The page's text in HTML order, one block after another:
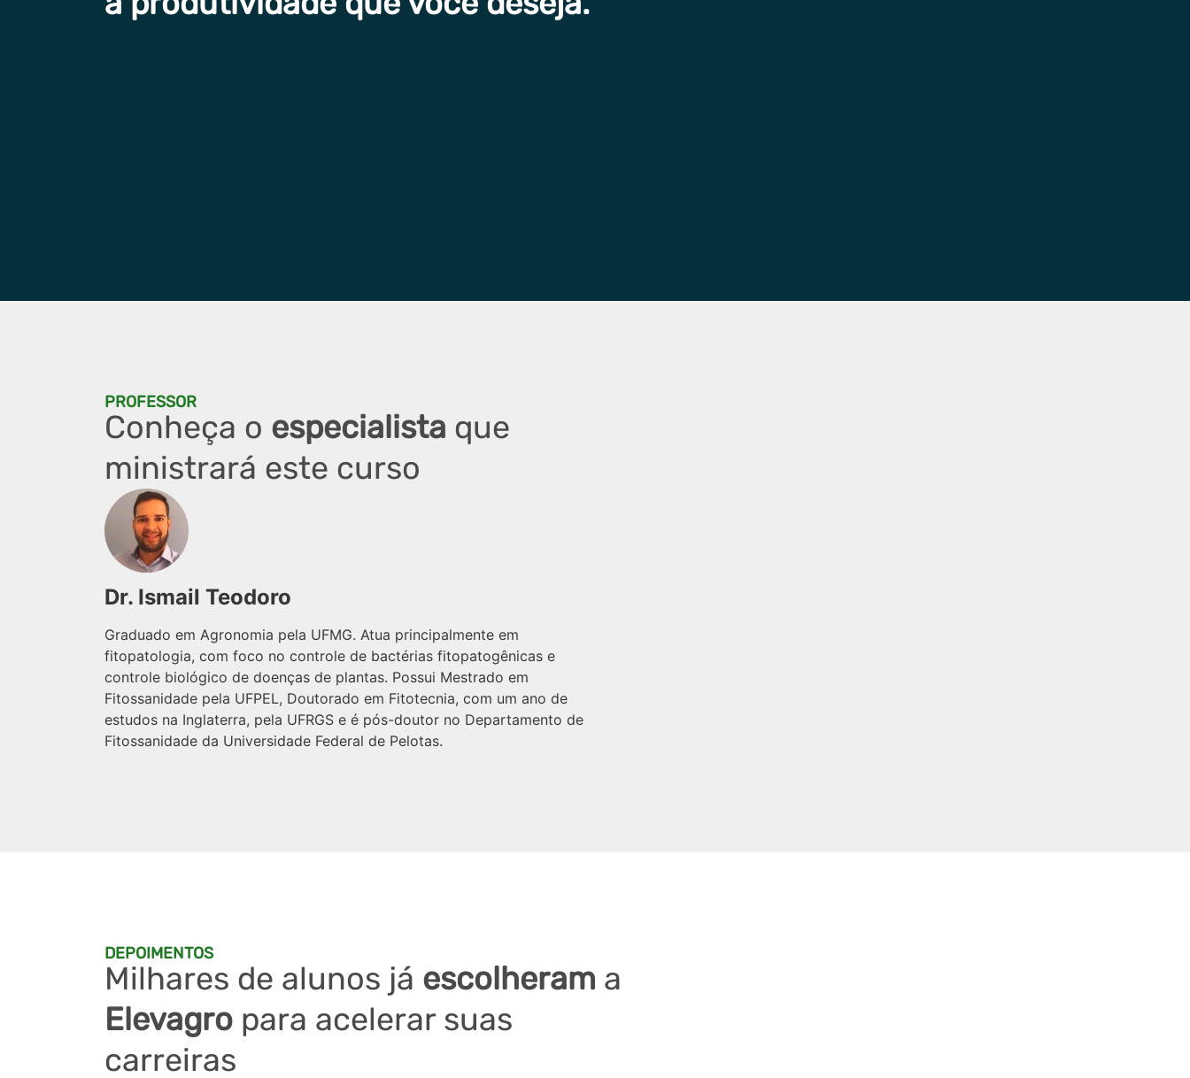
PROFESSOR
Conheça o especialista que
ministrará este curso
Dr. Ismail Teodoro
Graduado em Agronomia pela UFMG. Atua principalmente em
fitopatologia, com foco no controle de bactérias fitopatogênicas e
controle biológico de doenças de plantas. Possui Mestrado em
Fitossanidade pela UFPEL, Doutorado em Fitotecnia, com um ano de
estudos na Inglaterra, pela UFRGS e é pós-doutor no Departamento de
Fitossanidade da Universidade Federal de Pelotas.
DEPOIMENTOS
Milhares de alunos já escolheram a
Elevagro para acelerar suas
carreiras